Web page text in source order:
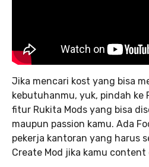
Jika mencari kost yang bisa
kebutuhanmu, yuk, pindah ke
fitur Rukita Mods yang bisa
maupun passion kamu. Ada
pekerja kantoran yang harus
Create Mod jika kamu content